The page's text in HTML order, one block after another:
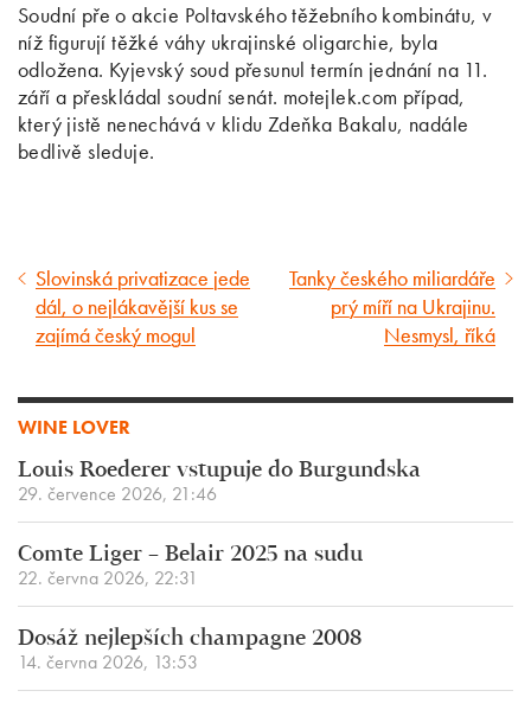
Soudní pře o akcie Poltavského těžebního kombinátu, v
níž figurují těžké váhy ukrajinské oligarchie, byla
odložena. Kyjevský soud přesunul termín jednání na 11.
září a přeskládal soudní senát. motejlek.com případ,
který jistě nenechává v klidu Zdeňka Bakalu, nadále
bedlivě sleduje.
Předcházející
článek
Slovinská privatizace jede
dál, o nejlákavější kus se
zajímá český mogul
Následující
článek
Tanky českého miliardáře
prý míří na Ukrajinu.
Nesmysl, říká
WINE LOVER
Louis Roederer vstupuje do Burgundska
29. července 2026, 21:46
Comte Liger – Belair 2025 na sudu
22. června 2026, 22:31
Dosáž nejlepších champagne 2008
14. června 2026, 13:53